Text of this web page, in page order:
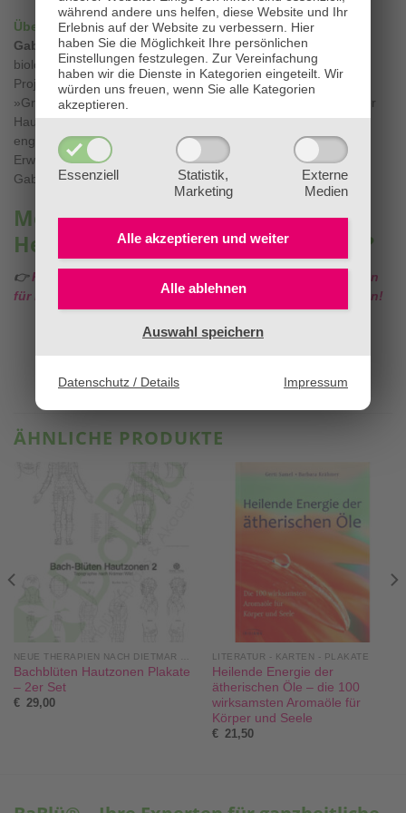
während andere uns helfen, diese Website und Ihr
Erlebnis auf der Website zu verbessern. Hier
haben Sie die Möglichkeit Ihre persönlichen
Einstellungen festzulegen. Zur Vereinfachung
haben wir die Dienste in Kategorien eingeteilt. Wir
würden uns freuen, wenn Sie alle Kategorien
akzeptieren.
Essenziell
Statistik,
Marketing
Externe
Medien
Alle akzeptieren und weiter
Alle ablehnen
Auswahl speichern
Datenschutz / Details Impressum
Über die Autorin:
Gabriela Nedoma ist Naturpädagogin und Expertin für
biologische Hautpflege und Grüne Kosmetik. Sie initiierte das
Projekt »Natur schützt Haut« und unterrichtet im Lehrgang
»Grüne-Kosmetik-Pädagogik« die Grundlagen naturbelassener
Hautpflege. Als Buchautorin und gefragte Naturreferentin
engagiert sie sich in Projekten an Schulen und in der
Erwachsenenbildung für ein Leben im Einklang mit der Natur.
Gabriela Nedoma lebt mit ihrem Mann in Niederösterreich.
Mehr über Kräuter, TEM,
Heilpflanzen & Waldbaden lernen?
👉Klicken Sie HIER für alle Infos zu unseren Ausbildungen
für Kräuter, Meisterkräuter, TEM, Heilpflanzen & Waldbaden!
ÄHNLICHE PRODUKTE
Bachblüten Hautzonen Plakate
– 2er Set
€ 29,00
LITERATUR - KARTEN - PLAKATE
Heilende Energie der
ätherischen Öle – die 100
wirksamsten Aromaöle für
Körper und Seele
€ 21,50